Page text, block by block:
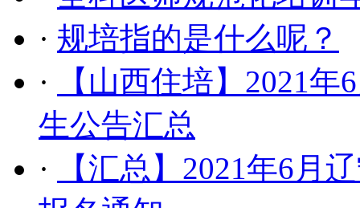
· ​规培指的是什么呢？
·
【山西住培】​2021
生公告汇总
·
【汇总】​2021年6月